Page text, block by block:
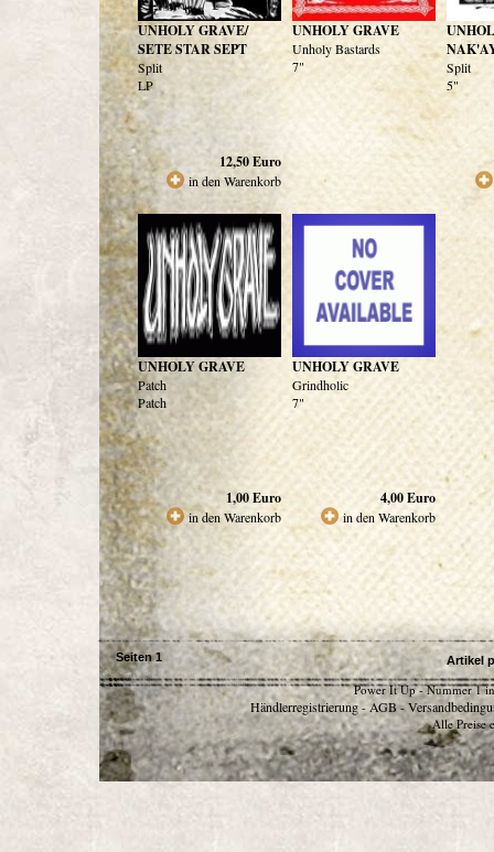
UNHOLY GRAVE/
SETE STAR SEPT
Split
LP
12,50Euro
in den Warenkorb
UNHOLY GRAVE
Unholy Bastards
7"
Split
5"
UNHOLY GRAVE
Patch
Patch
1,00Euro
in den Warenkorb
UNHOLY GRAVE
Grindholic
7"
4,00Euro
in den Warenkorb
Seiten 1 Artikel
Power It Up - Nummer 1
Händlerregistrierung - AGB -
Alle Preise